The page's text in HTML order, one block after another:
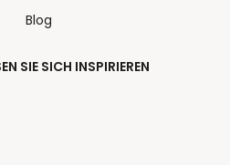
SIE SICH INSPIRIEREN
Blog